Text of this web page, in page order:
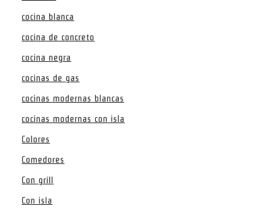
cocina blanca
cocina de concreto
cocina negra
cocinas de gas
cocinas modernas blancas
cocinas modernas con isla
Colores
Comedores
Con grill
Con isla